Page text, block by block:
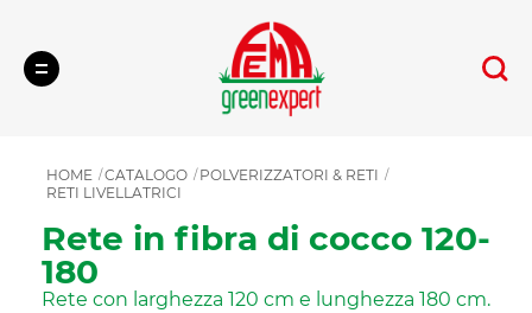
Cerca
HOME CATALOGO
POLVERIZZATORI & RETI
RETI LIVELLATRICI
Rete in fibra di cocco 120-
180
Rete con larghezza 120 cm e lunghezza 180 cm.